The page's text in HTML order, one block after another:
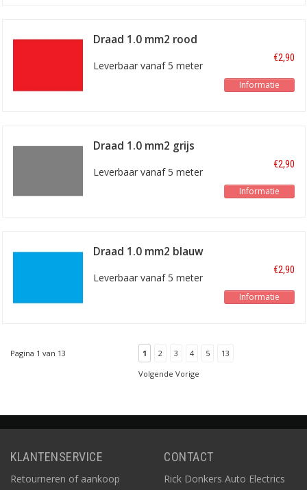
Draad 1.0 mm2 rood
Leverbaar vanaf 5 meter
€2,90
Informatie
Draad 1.0 mm2 grijs
Leverbaar vanaf 5 meter
€2,90
Informatie
Draad 1.0 mm2 blauw
Leverbaar vanaf 5 meter
€2,90
Informatie
Pagina 1 van 13 1 2 3 4 5
13
Volgende Vorige
KLANTENSERVICE
Retourneren of aankoop
CONTACT
Rick Donkers Auto Electrics